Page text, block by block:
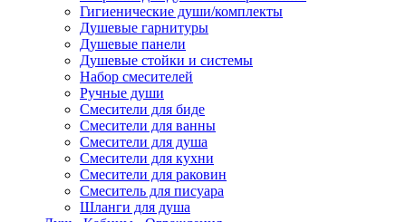
Гигиенические души/комплекты
Душевые гарнитуры
Душевые панели
Душевые стойки и системы
Набор смесителей
Ручные души
Смесители для биде
Смесители для ванны
Смесители для душа
Смесители для кухни
Смесители для раковин
Смеситель для писуара
Шланги для душа